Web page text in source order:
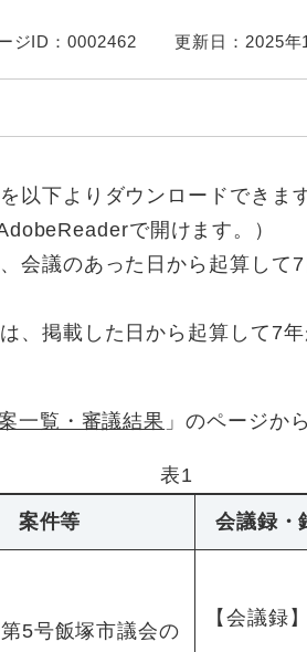
ジID：0002462 更新日：2025年
以下よりダウンロードできま
で開けます。）
会議のあった日から起算して
、掲載した日から起算して7
一覧・審議結果 」のページか
表1
案件等 会議録・
5号飯塚市議会の
【会議録】